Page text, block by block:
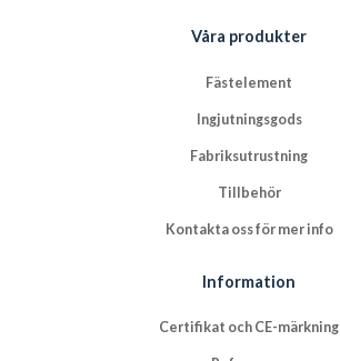
Våra produkter
Fästelement
Ingjutningsgods
Fabriksutrustning
Tillbehör
Kontakta oss för mer info
Information
Certifikat och CE-märkning